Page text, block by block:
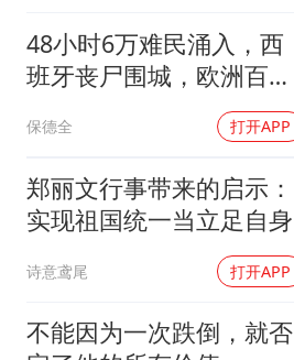
48小时6万难民涌入，西
班牙丧尸围城，欧洲百年
保德全 打开APP
郑丽文行事带来的启示：
实现祖国统一当立足自身
诗意鸢尾 打开APP
不能因为一次跌倒，就否